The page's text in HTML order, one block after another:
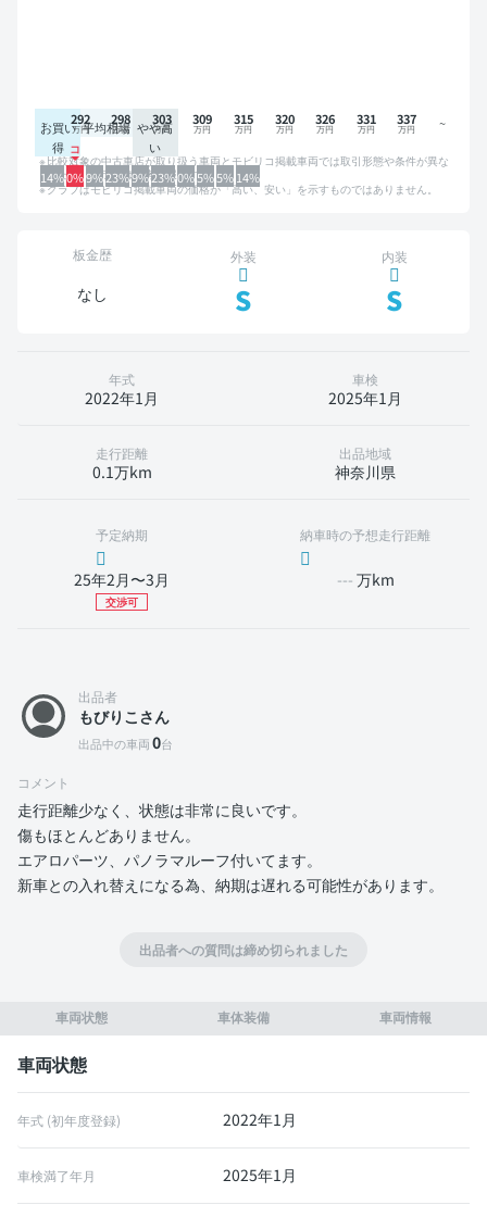
お買い
得
平均相場 やや高
い
14%0%9%23%9%23%0%5%5%14%
292 298 303 309 315 320 326 331 337
比較対象の中古車店が取り扱う車両とモビリコ掲載車両では取引形態や条件が異な
るため、グラフは参考情報です。
グラフはモビリコ掲載車両の価格が「高い、安い」を示すものではありません。
板金歴
なし
外装
S
内装
S
年式
2022年1月
車検
2025年1月
走行距離
0.1万km
出品地域
神奈川県
予定納期
25年2月〜3月
交渉可
納車時の予想走行距離
--- 万km
車両状態 車体装備 車両情報
車両状態
年式 (初年度登録) 2022年1月
車検満了年月 2025年1月
出品者
もびりこさん
出品中の車両0台
コメント
走行距離少なく、状態は非常に良いです。
傷もほとんどありません。
エアロパーツ、パノラマルーフ付いてます。
新車との入れ替えになる為、納期は遅れる可能性があります。
出品者への質問は締め切られました